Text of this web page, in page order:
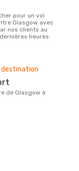
Glasgow avec
nos clients au
heures